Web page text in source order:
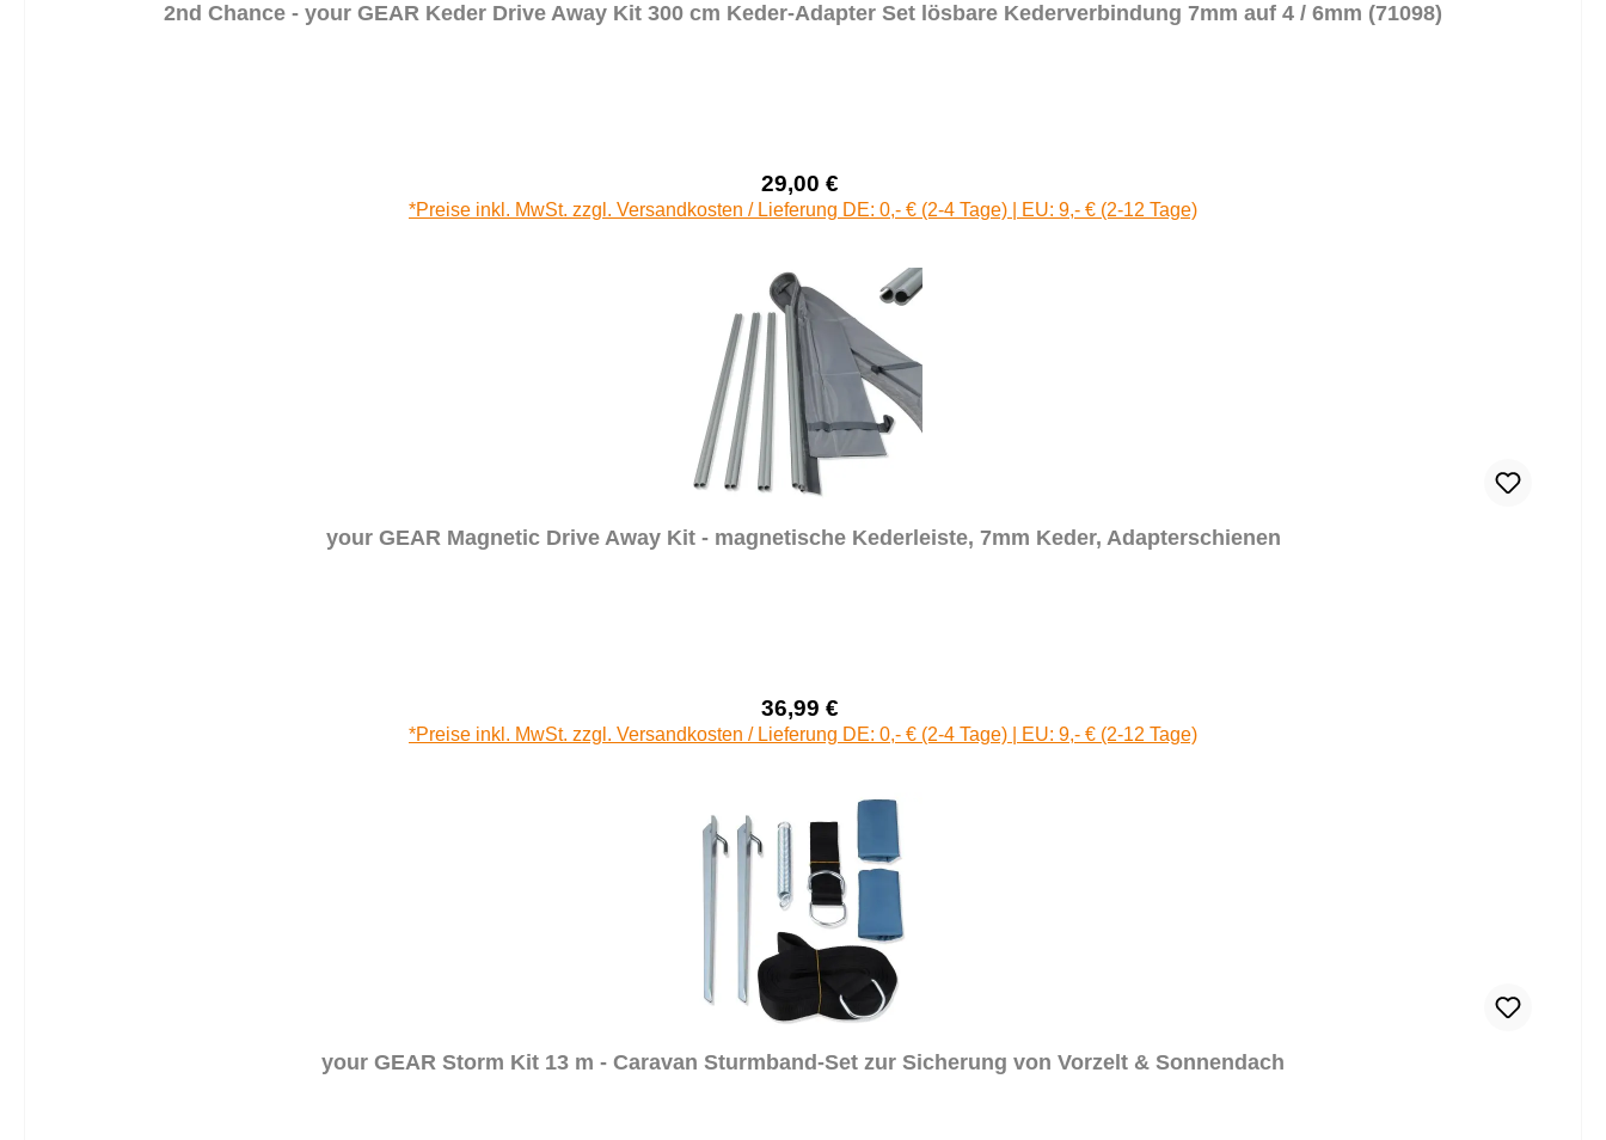
2nd Chance - your GEAR Keder Drive Away Kit 300 cm Keder-Adapter Set lösbare Kederverbindung 7mm auf 4 / 6mm (71098)
Verkaufspreis:
29,00 €
Regulärer Preis:
*Preise inkl. MwSt. zzgl. Versandkosten / Lieferung DE: 0,- € (2-4 Tage) | EU: 9,- € (2-12 Tage)
your GEAR Magnetic Drive Away Kit - magnetische Kederleiste, 7mm Keder, Adapterschienen
Verkaufspreis:
36,99 €
Regulärer Preis:
*Preise inkl. MwSt. zzgl. Versandkosten / Lieferung DE: 0,- € (2-4 Tage) | EU: 9,- € (2-12 Tage)
your GEAR Storm Kit 13 m - Caravan Sturmband-Set zur Sicherung von Vorzelt & Sonnendach